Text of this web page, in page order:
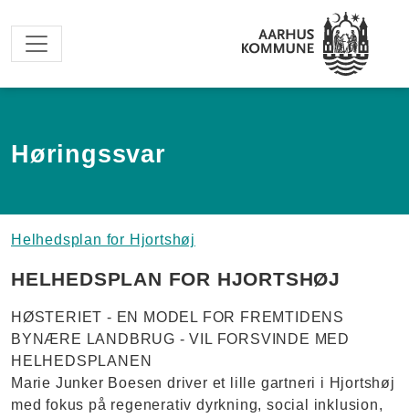
Høringssvar
Helhedsplan for Hjortshøj
HELHEDSPLAN FOR HJORTSHØJ
HØSTERIET - EN MODEL FOR FREMTIDENS
BYNÆRE LANDBRUG - VIL FORSVINDE MED
HELHEDSPLANEN
Marie Junker Boesen driver et lille gartneri i Hjortshøj
med fokus på regenerativ dyrkning, social inklusion,